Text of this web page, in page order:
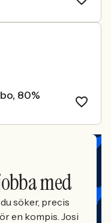
80%
med
söker, precis
en kompis. Josi